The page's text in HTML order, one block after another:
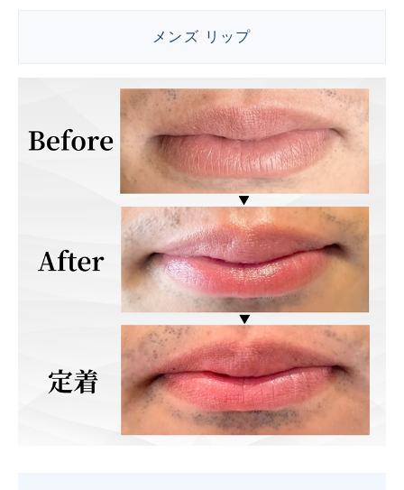
メンズ リップ